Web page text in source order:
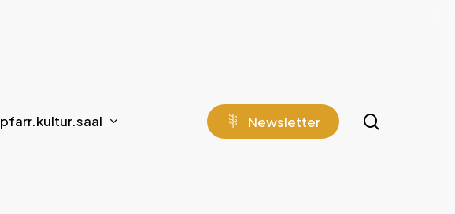
pfarr.kultur.saal Newsletter